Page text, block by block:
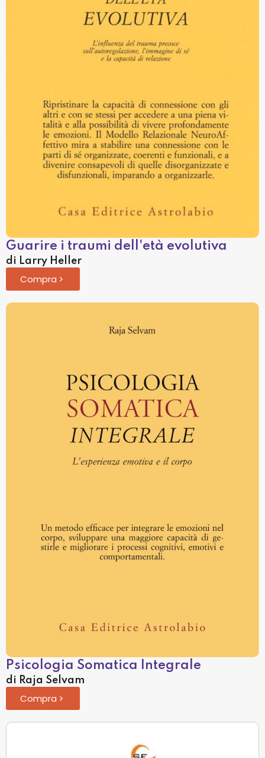
Guarire i traumi dell'età evolutiva
di Larry Heller
Compra
Psicologia Somatica Integrale
di Raja Selvam
Compra